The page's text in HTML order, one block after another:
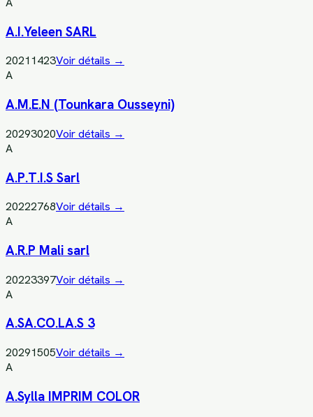
A.I.Yeleen SARL
20211423Voir détails →
A
A.M.E.N (Tounkara Ousseyni)
20293020Voir détails →
A
A.P.T.I.S Sarl
20222768Voir détails →
A
A.R.P Mali sarl
20223397Voir détails →
A
A.SA.CO.LA.S 3
20291505Voir détails →
A
A.Sylla IMPRIM COLOR